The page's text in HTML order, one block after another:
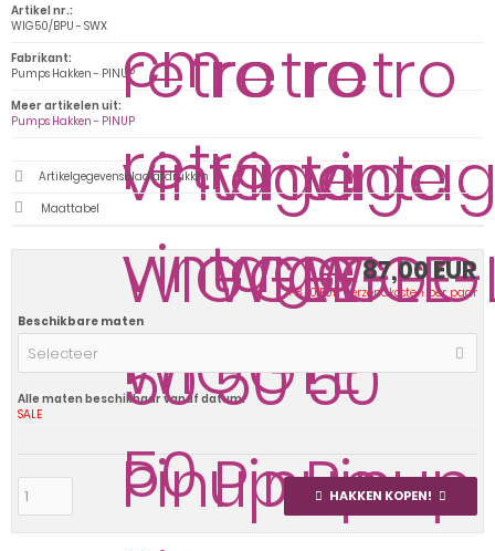
87,00 EUR
+ 8,50 EUR Verzendkosten per paar
Beschikbare maten
Selecteer
Alle maten beschikbaar vanaf datum:
SALE
HAKKEN KOPEN!
Artikel nr.:
WIG50/BPU - SWX
Fabrikant:
Pumps Hakken - PINUP
Meer artikelen uit:
Pumps Hakken - PINUP
Artikelgegevensblad afdrukken
Maattabel